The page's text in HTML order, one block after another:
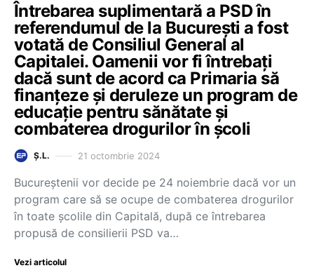
Întrebarea suplimentară a PSD în
referendumul de la București a fost
votată de Consiliul General al
Capitalei. Oamenii vor fi întrebați
dacă sunt de acord ca Primaria să
finanțeze și deruleze un program de
educație pentru sănătate și
combaterea drogurilor în școli
Ș.L. 21 octombrie 2024
Bucureștenii vor decide pe 24 noiembrie dacă vor un
program care să se ocupe de combaterea drogurilor
în toate școlile din Capitală, după ce întrebarea
propusă de consilierii PSD va…
Vezi articolul